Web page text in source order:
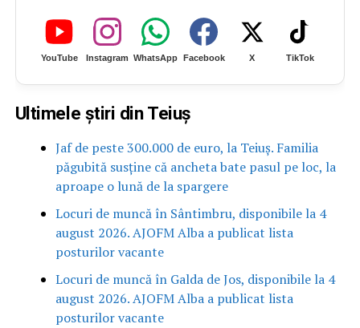
YouTube Instagram WhatsApp Facebook X TikTok
Ultimele știri din Teiuș
Jaf de peste 300.000 de euro, la Teiuș. Familia
păgubită susține că ancheta bate pasul pe loc, la
aproape o lună de la spargere
Locuri de muncă în Sântimbru, disponibile la 4
august 2026. AJOFM Alba a publicat lista
posturilor vacante
Locuri de muncă în Galda de Jos, disponibile la 4
august 2026. AJOFM Alba a publicat lista
posturilor vacante